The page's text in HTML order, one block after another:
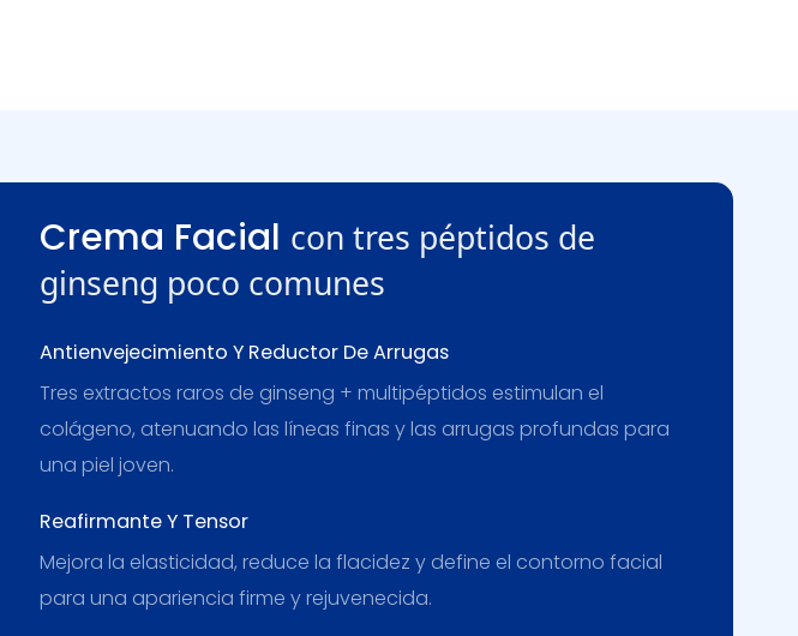
Crema Facial con tres péptidos de
ginseng poco comunes
Antienvejecimiento Y Reductor De Arrugas
Tres extractos raros de ginseng + multipéptidos estimulan el
colágeno, atenuando las líneas finas y las arrugas profundas para
una piel joven.
Reafirmante Y Tensor
Mejora la elasticidad, reduce la flacidez y define el contorno facial
para una apariencia firme y rejuvenecida.